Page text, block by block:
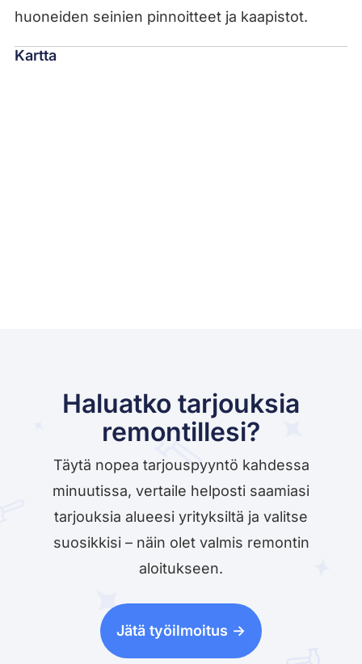
huoneiden seinien pinnoitteet ja kaapistot.
Kartta
Haluatko tarjouksia
remontillesi?
Täytä nopea tarjouspyyntö kahdessa
minuutissa, vertaile helposti saamiasi
tarjouksia alueesi yrityksiltä ja valitse
suosikkisi – näin olet valmis remontin
aloitukseen.
Jätä työilmoitus ->